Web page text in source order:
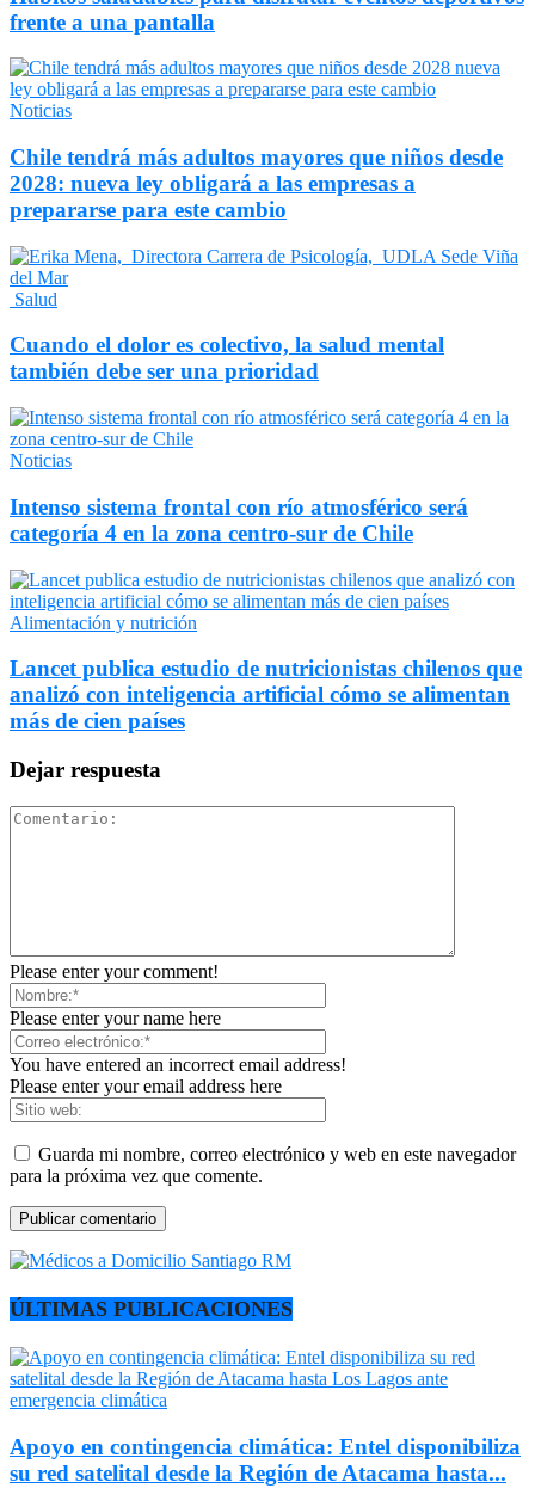
frente a una pantalla
Noticias
Chile tendrá más adultos mayores que niños desde
2028: nueva ley obligará a las empresas a
prepararse para este cambio
Salud
Cuando el dolor es colectivo, la salud mental
también debe ser una prioridad
Noticias
Intenso sistema frontal con río atmosférico será
categoría 4 en la zona centro-sur de Chile
Alimentación y nutrición
Lancet publica estudio de nutricionistas chilenos que
analizó con inteligencia artificial cómo se alimentan
más de cien países
Dejar respuesta
Please enter your comment!
Please enter your name here
You have entered an incorrect email address!
Please enter your email address here
Guarda mi nombre, correo electrónico y web en este navegador
para la próxima vez que comente.
ÚLTIMAS PUBLICACIONES
Apoyo en contingencia climática: Entel disponibiliza
su red satelital desde la Región de Atacama hasta...